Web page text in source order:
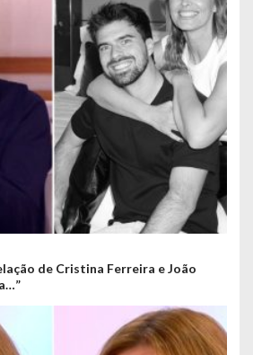
de Cristina Ferreira e João